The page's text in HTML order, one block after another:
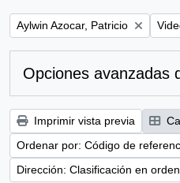
Remove filter:
Aylwin Azocar, Patricio
Opciones avanzadas
Imprimir vista previa
Ordenar por: Código de
Dirección: Clasificación en